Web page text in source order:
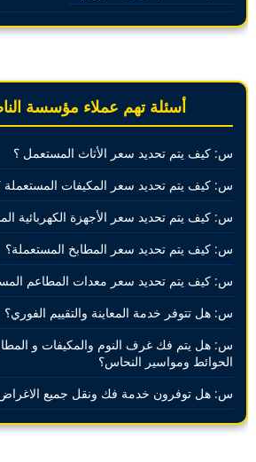
أسئلة تهم عملاء مؤسسة
س: كيف يتم تحديد سعر الأثاث المستعمل ؟
س: كيف يتم تحديد سعر المكيفات المستعملة
س: كيف يتم تحديد سعر الأجهزة الكهربائية
س: كيف يتم تحديد سعر المطابخ المستعملة؟
س: كيف يتم تحديد سعر معدات المطاعم
س: هل تتوفر خدمة المعاينة والتقييم الفوري؟
س: هل يتم فك غرف النوم والمكيفات و
الحوائط ومواسير النحاس؟
س: هل توفرون خدمة فك ونقل جميع الاغراض